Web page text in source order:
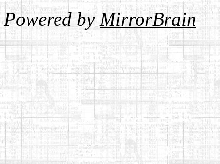
Powered byMirrorBrain